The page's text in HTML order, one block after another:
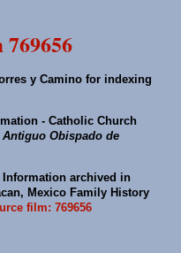
y Camino for indexing
- Catholic Church
Obispado de
Information archived in
Mexico Family History
film: 769656